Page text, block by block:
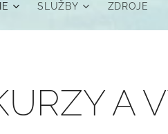
SLUŽBY ZDROJE
A